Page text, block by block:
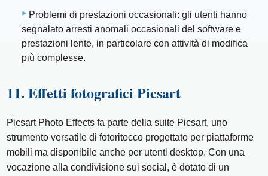
Problemi di prestazioni occasionali: gli utenti hanno
segnalato arresti anomali occasionali del software e
prestazioni lente, in particolare con attività di modifica
più complesse.
11. Effetti fotografici Picsart
Picsart Photo Effects fa parte della suite Picsart, uno
strumento versatile di fotoritocco progettato per piattaforme
mobili ma disponibile anche per utenti desktop. Con una
vocazione alla condivisione sui social, è dotato di un